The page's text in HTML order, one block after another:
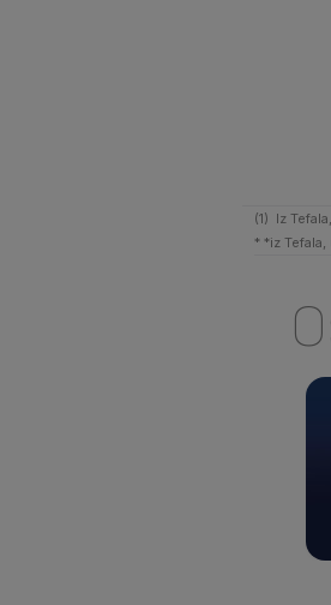
(1) Iz
* *iz